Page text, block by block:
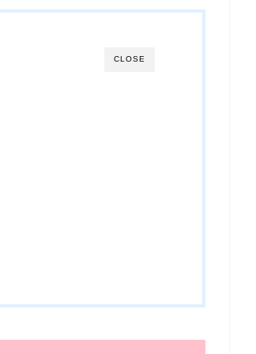
CLOSE